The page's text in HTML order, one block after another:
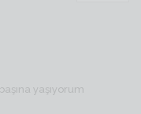
yaşıyorum